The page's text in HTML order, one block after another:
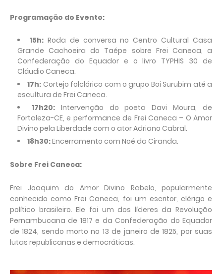
Programação do Evento:
15h:Roda de conversa no Centro Cultural Casa
Grande Cachoeira do Taépe sobre Frei Caneca, a
Confederação do Equador e o livro TYPHIS 30 de
Cláudio Caneca.
17h: Cortejo folclórico com o grupo Boi Surubim até a
escultura de Frei Caneca.
17h20:Intervenção do poeta Davi Moura, de
Fortaleza-CE, e performance de Frei Caneca – O Amor
Divino pela Liberdade com o ator Adriano Cabral.
18h30:Encerramento com Noé da Ciranda.
Sobre Frei Caneca:
Frei Joaquim do Amor Divino Rabelo, popularmente
conhecido como Frei Caneca, foi um escritor, clérigo e
político brasileiro. Ele foi um dos líderes da Revolução
Pernambucana de 1817 e da Confederação do Equador
de 1824, sendo morto no 13 de janeiro de 1825, por suas
lutas republicanas e democráticas.